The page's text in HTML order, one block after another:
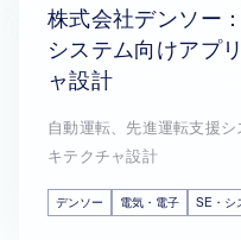
株式会社デンソー
システム向けアプ
ャ設計
自動運転、先進運転支援
キテクチャ設計
デンソー 電気・電子 SE・シ